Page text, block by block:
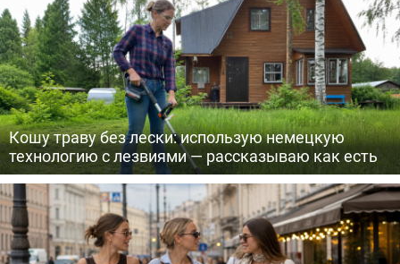
Кошу траву без лески: использую немецкую
технологию с лезвиями — рассказываю как есть